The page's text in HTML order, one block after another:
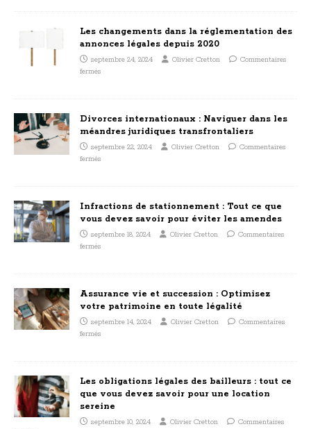
Les changements dans la réglementation des
annonces légales depuis 2020
septembre 24, 2024 Olivier Cretton
Commentaires
fermés
Divorces internationaux : Naviguer dans les
méandres juridiques transfrontaliers
septembre 22, 2024 Olivier Cretton
Commentaires
fermés
Infractions de stationnement : Tout ce que
vous devez savoir pour éviter les amendes
septembre 18, 2024 Olivier Cretton
Commentaires
fermés
Assurance vie et succession : Optimisez
votre patrimoine en toute légalité
septembre 14, 2024 Olivier Cretton
Commentaires
fermés
Les obligations légales des bailleurs : tout ce
que vous devez savoir pour une location
sereine
septembre 10, 2024 Olivier Cretton
Commentaires